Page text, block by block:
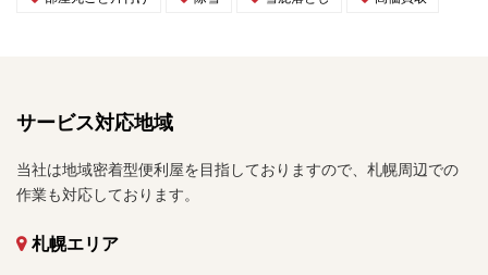
サービス対応地域
当社は地域密着型便利屋を目指しておりますので、札幌周辺での
作業も対応しております。
札幌エリア